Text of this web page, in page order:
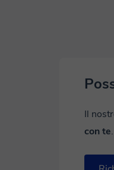
Il
con te.